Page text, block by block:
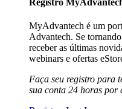
Registro
MyAdvantech é um
Advantech. Se
receber as últimas
webinars e ofertas
Faça seu registro para
sua conta 24 horas por